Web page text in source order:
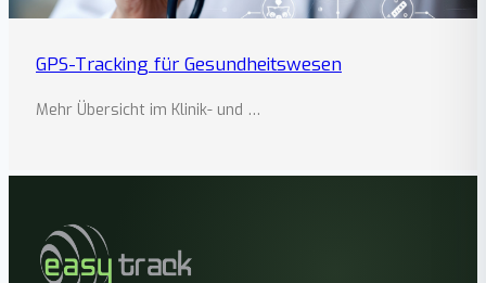
GPS-Tracking für Gesundheitswesen
Mehr Übersicht im Klinik- und …